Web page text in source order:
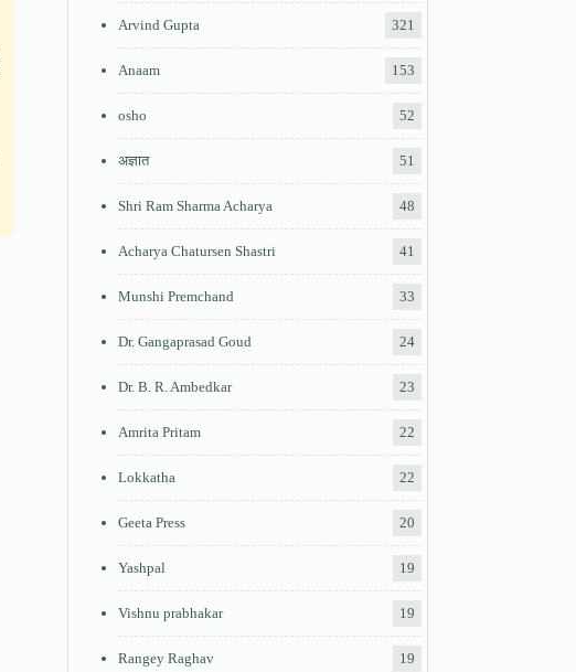
Arvind Gupta 321
Anaam 153
osho 52
अज्ञात 51
Shri Ram Sharma Acharya 48
Acharya Chatursen Shastri 41
Munshi Premchand 33
Dr. Gangaprasad Goud 24
Dr. B. R. Ambedkar 23
Amrita Pritam 22
Lokkatha 22
Geeta Press 20
Yashpal 19
Vishnu prabhakar 19
Rangey Raghav 19